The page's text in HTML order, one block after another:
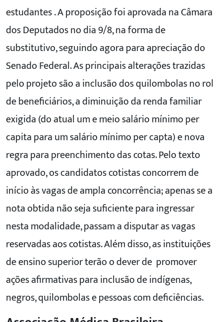
estudantes . A proposição foi aprovada na Câmara
dos Deputados no dia 9/8, na forma de
substitutivo, seguindo agora para apreciação do
Senado Federal. As principais alterações trazidas
pelo projeto são a inclusão dos quilombolas no rol
de beneficiários, a diminuição da renda familiar
exigida (do atual um e meio salário mínimo per
capita para um salário mínimo per capta) e nova
regra para preenchimento das cotas. Pelo texto
aprovado, os candidatos cotistas concorrem de
início às vagas de ampla concorrência; apenas se a
nota obtida não seja suficiente para ingressar
nesta modalidade, passam a disputar as vagas
reservadas aos cotistas. Além disso, as instituições
de ensino superior terão o dever de promover
ações afirmativas para inclusão de indígenas,
negros, quilombolas e pessoas com deficiências.